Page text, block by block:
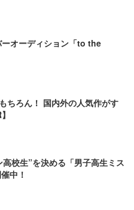
オーディション「to the
ちろん！ 国内外の人気作がす
校生”を決める「男子高生ミス
中！